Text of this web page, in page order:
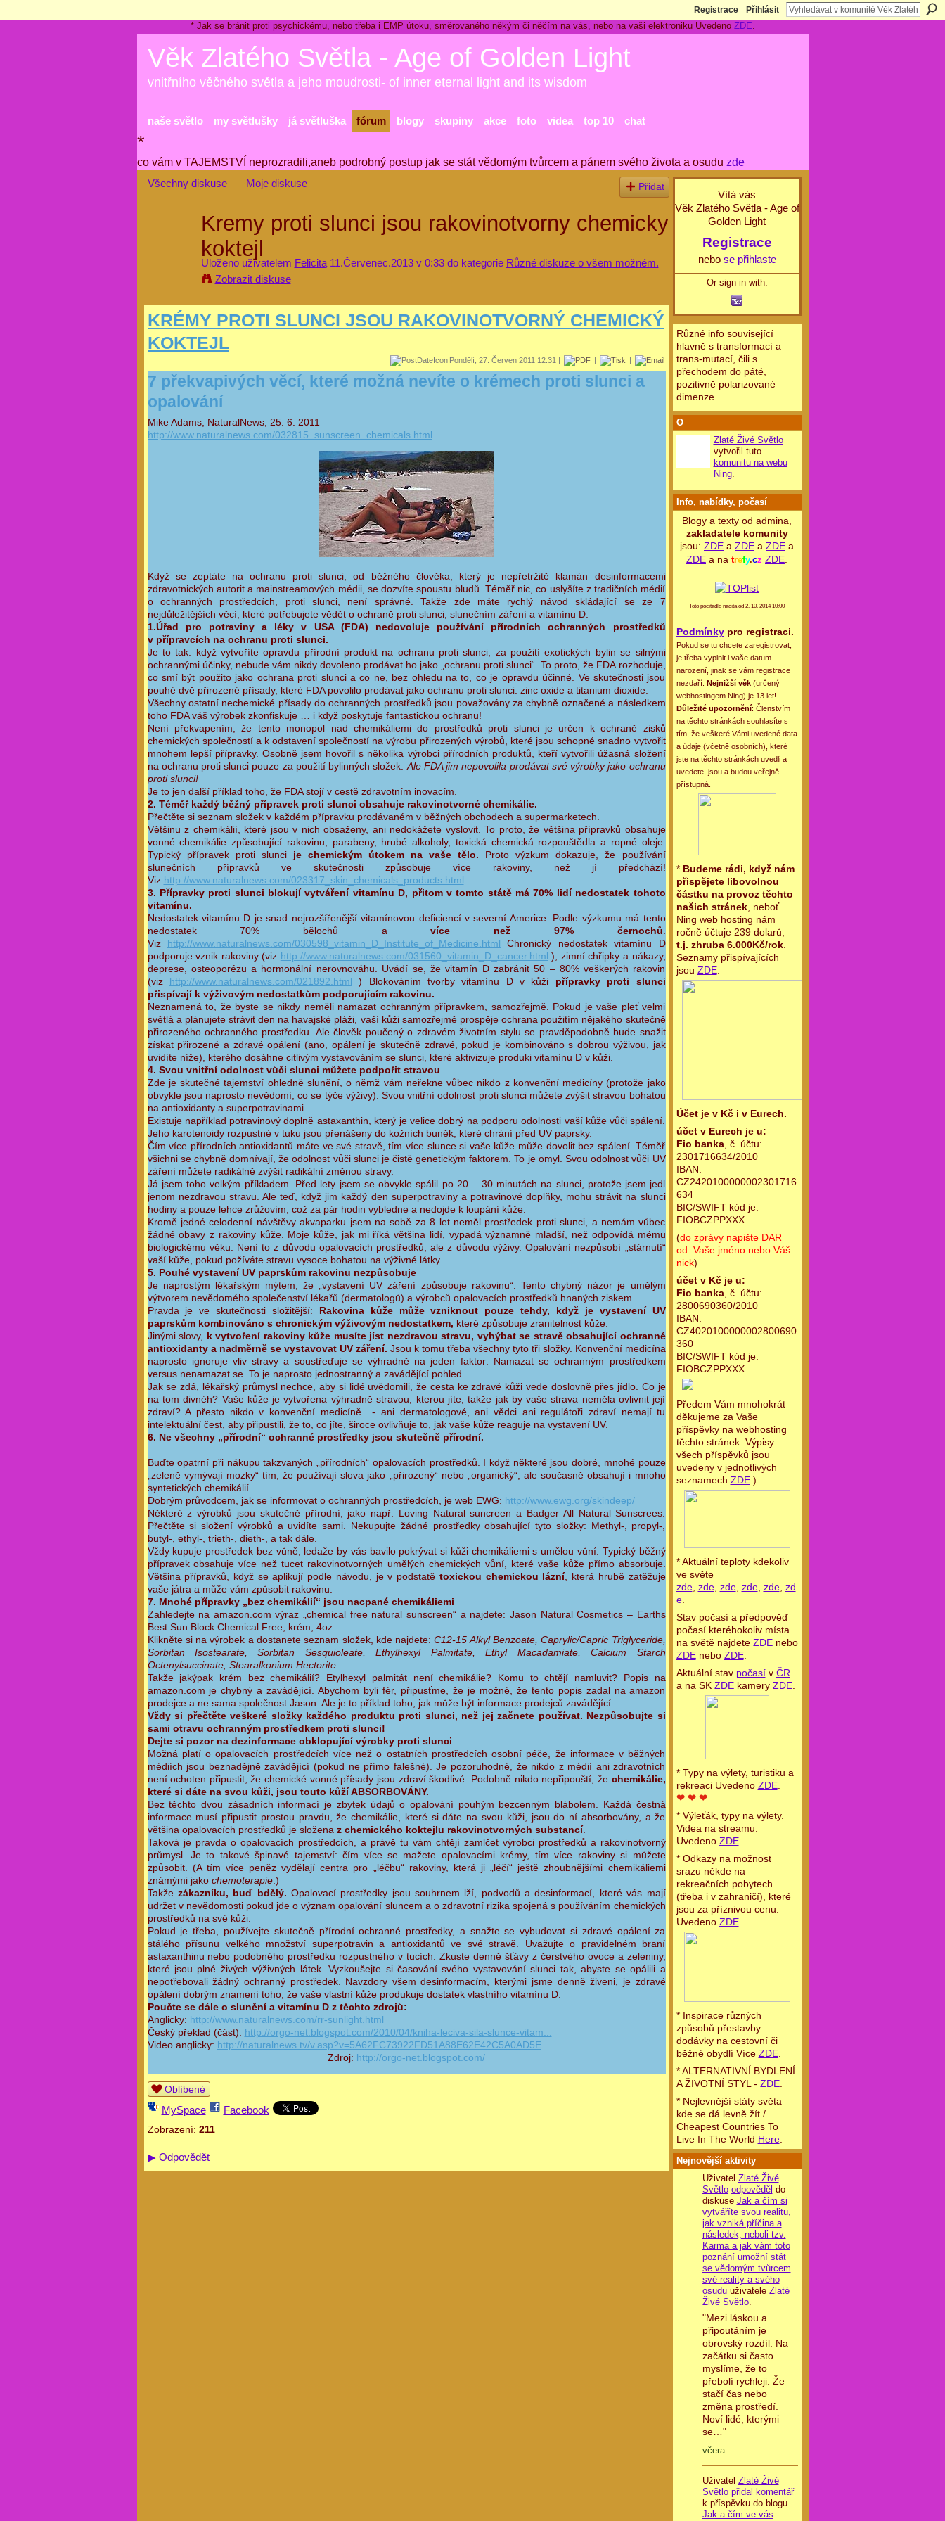
Registrace Přihlásit
* Jak se bránit proti psychickému, nebo třeba i EMP útoku, směrovaného někým či něčím na vás, nebo na vaši elektroniku Uvedeno ZDE.
Věk Zlatého Světla - Age of Golden Light
vnitřního věčného světla a jeho moudrosti- of inner eternal light and its wisdom
naše světlo my světlušky já světluška fórum blogy skupiny akce foto videa top 10 chat
*
co vám v TAJEMSTVÍ neprozradili,aneb podrobný postup jak se stát vědomým tvůrcem a pánem svého života a osudu zde
Všechny diskuse
Moje diskuse Přidat
Kremy proti slunci jsou rakovinotvorny chemicky
koktejl
Uloženo uživatelem Felicita11.Červenec.2013 v 0:33 do kategorie Různé diskuze o všem možném.
Zobrazit diskuse
KRÉMY PROTI SLUNCI JSOU RAKOVINOTVORNÝ CHEMICKÝ
KOKTEJL
Pondělí, 27. Červen 2011 12:31 |
7 překvapivých věcí, které možná nevíte o krémech proti slunci a
opalování
Mike Adams, NaturalNews, 25. 6. 2011
http://www.naturalnews.com/032815_sunscreen_chemicals.html
Když se zeptáte na ochranu proti slunci, od běžného člověka, který je nepřetržitě klamán desinformacemi
zdravotnických autorit a mainstreamových médii, se dozvíte spoustu bludů. Téměř nic, co uslyšíte z tradičních médií
o ochranných prostředcích, proti slunci, není správné. Takže zde máte rychlý návod skládající se ze 7
nejdůležitějších věcí, které potřebujete vědět o ochraně proti slunci, slunečním záření a vitamínu D.
1.Úřad pro potraviny a léky v USA (FDA) nedovoluje používání přírodních ochranných prostředků
v přípravcích na ochranu proti slunci.
Je to tak: když vytvoříte opravdu přírodní produkt na ochranu proti slunci, za použití exotických bylin se silnými
ochrannými účinky, nebude vám nikdy dovoleno prodávat ho jako „ochranu proti slunci“. To proto, že FDA rozhoduje,
co smí být použito jako ochrana proti slunci a co ne, bez ohledu na to, co je opravdu účinné. Ve skutečnosti jsou
pouhé dvě přirozené přísady, které FDA povolilo prodávat jako ochranu proti slunci: zinc oxide a titanium dioxide.
Všechny ostatní nechemické přísady do ochranných prostředků jsou považovány za chybně označené a následkem
toho FDA váš výrobek zkonfiskuje … i když poskytuje fantastickou ochranu!
Není překvapením, že tento monopol nad chemikáliemi do prostředků proti slunci je určen k ochraně zisků
chemických společností a k odstavení společností na výrobu přirozených výrobů, které jsou schopné snadno vytvořit
mnohem lepší přípravky. Osobně jsem hovořil s několika výrobci přírodních produktů, kteří vytvořili úžasná složení
na ochranu proti slunci pouze za použití bylinných složek.Ale FDA jim nepovolila prodávat své výrobky jako ochranu
proti slunci!
Je to jen další příklad toho, že FDA stojí v cestě zdravotním inovacím.
2. Téměř každý běžný přípravek proti slunci obsahuje rakovinotvorné chemikálie.
Přečtěte si seznam složek v každém přípravku prodávaném v běžných obchodech a supermarketech.
Většinu z chemikálií, které jsou v nich obsaženy, ani nedokážete vyslovit. To proto, že většina přípravků obsahuje
vonné chemikálie způsobující rakovinu, parabeny, hrubé alkoholy, toxická chemická rozpouštědla a ropné oleje.
Typický přípravek proti slunci je chemickým útokem na vaše tělo. Proto výzkum dokazuje, že používání
slunečních přípravků ve skutečnosti způsobuje více rakoviny, než jí předchází!
Viz http://www.naturalnews.com/023317_skin_chemicals_products.html
3. Přípravky proti slunci blokují vytváření vitamínu D, přitom v tomto státě má 70% lidí nedostatek tohoto
vitamínu.
Nedostatek vitamínu D je snad nejrozšířenější vitamínovou deficiencí v severní Americe. Podle výzkumu má tento
nedostatek 70% bělochů avíce než 97% černochů.
Viz http://www.naturalnews.com/030598_vitamin_D_Institute_of_Medicine.html Chronický nedostatek vitamínu D
podporuje vznik rakoviny (viz http://www.naturalnews.com/031560_vitamin_D_cancer.html ), zimní chřipky a nákazy,
deprese, osteoporézu a hormonální nerovnováhu. Uvádí se, že vitamín D zabránit 50 – 80% veškerých rakovin
(viz http://www.naturalnews.com/021892.html ) Blokováním tvorby vitamínu D v kůži přípravky proti slunci
přispívají k výživovým nedostatkům podporujícím rakovinu.
Neznamená to, že byste se nikdy neměli namazat ochranným přípravkem, samozřejmě. Pokud je vaše pleť velmi
světlá a plánujete strávit den na havajské pláži, vaší kůži samozřejmě prospěje ochrana použitím nějakého skutečně
přirozeného ochranného prostředku. Ale člověk poučený o zdravém životním stylu se pravděpodobně bude snažit
získat přirozené a zdravé opálení (ano, opálení je skutečně zdravé, pokud je kombinováno s dobrou výživou, jak
uvidíte níže), kterého dosáhne citlivým vystavováním se slunci, které aktivizuje produki vitamínu D v kůži.
4. Svou vnitřní odolnost vůči slunci můžete podpořit stravou
Zde je skutečné tajemství ohledně slunění, o němž vám neřekne vůbec nikdo z konvenční medicíny (protože jako
obvykle jsou naprosto nevědomí, co se týče výživy). Svou vnitřní odolnost proti slunci můžete zvýšit stravou bohatou
na antioxidanty a superpotravinami.
Existuje například potravinový doplně astaxanthin, který je velice dobrý na podporu odolnosti vaší kůže vůči spálení.
Jeho karotenoidy rozpustné v tuku jsou přenášeny do kožních buněk, které chrání před UV paprsky.
Čím více přírodních antioxidantů máte ve své stravě, tím více slunce si vaše kůže může dovolit bez spálení. Téměř
všichni se chybně domnívají, že odolnost vůči slunci je čistě genetickým faktorem. To je omyl. Svou odolnost vůči UV
záření můžete radikálně zvýšit radikální změnou stravy.
Já jsem toho velkým příkladem. Před lety jsem se obvykle spálil po 20 – 30 minutách na slunci, protože jsem jedl
jenom nezdravou stravu. Ale teď, když jim každý den superpotraviny a potravinové doplňky, mohu strávit na slunci
hodiny a pouze lehce zrůžovím, což za pár hodin vybledne a nedojde k loupání kůže.
Kromě jedné celodenní návštěvy akvaparku jsem na sobě za 8 let neměl prostředek proti slunci, a nemám vůbec
žádné obavy z rakoviny kůže. Moje kůže, jak mi říká většina lidí, vypadá významně mladší, než odpovídá mému
biologickému věku. Není to z důvodu opalovacích prostředků, ale z důvodu výživy. Opalování nezpůsobí „stárnutí“
vaší kůže, pokud požíváte stravu vysoce bohatou na výživné látky.
5. Pouhé vystavení UV paprskům rakovinu nezpůsobuje
Je naprostým lékařským mýtem, že „vystavení UV záření způsobuje rakovinu“. Tento chybný názor je umělým
výtvorem nevědomého společenství lékařů (dermatologů) a výrobců opalovacích prostředků hnaných ziskem.
Pravda je ve skutečnosti složitější: Rakovina kůže může vzniknout pouze tehdy, když je vystavení UV
paprskům kombinováno s chronickým výživovým nedostatkem, které způsobuje zranitelnost kůže.
Jinými slovy, k vytvoření rakoviny kůže musíte jíst nezdravou stravu, vyhýbat se stravě obsahující ochranné
antioxidanty a nadměrně se vystavovat UV záření. Jsou k tomu třeba všechny tyto tři složky. Konvenční medicína
naprosto ignoruje vliv stravy a soustřeďuje se výhradně na jeden faktor: Namazat se ochranným prostředkem
versus nenamazat se. To je naprosto jednostranný a zavádějící pohled.
Jak se zdá, lékařský průmysl nechce, aby si lidé uvědomili, že cesta ke zdravé kůži vede doslovně přes jídlo. Co je
na tom divnéh? Vaše kůže je vytvořena výhradně stravou, kterou jíte, takže jak by vaše strava neměla ovlivnit její
zdraví? A přesto nikdo v konvenční medicíně - ani dermatologové, ani vědci ani regulátoři zdraví nemají tu
intelektuální čest, aby připustili, že to, co jíte, široce ovlivňuje to, jak vaše kůže reaguje na vystavení UV.
6. Ne všechny „přírodní“ ochranné prostředky jsou skutečně přírodní.
Buďte opatrní při nákupu takzvaných „přírodních“ opalovacích prostředků. I když některé jsou dobré, mnohé pouze
„zeleně vymývají mozky“ tím, že používají slova jako „přirozený“ nebo „organický“, ale současně obsahují i mnoho
syntetických chemikálií.
Dobrým průvodcem, jak se informovat o ochranných prostředcích, je web EWG: http://www.ewg.org/skindeep/
Některé z výrobků jsou skutečně přírodní, jako např. Loving Natural suncreen a Badger All Natural Sunscrees.
Přečtěte si složení výrobků a uvidíte sami. Nekupujte žádné prostředky obsahující tyto složky: Methyl-, propyl-,
butyl-, ethyl-, trieth-, dieth-, a tak dále.
Vždy kupuje prostředek bez vůně, ledaže by vás bavilo pokrývat si kůži chemikáliemi s umělou vůní. Typický běžný
přípravek obsahuje více než tucet rakovinotvorných umělých chemických vůní, které vaše kůže přímo absorbuje.
Většina přípravků, když se aplikují podle návodu, je v podstatě toxickou chemickou lázní, která hrubě zatěžuje
vaše játra a může vám způsobit rakovinu.
7. Mnohé přípravky „bez chemikálií“ jsou nacpané chemikáliemi
Zahledejte na amazon.com výraz „chemical free natural sunscreen“ a najdete: Jason Natural Cosmetics – Earths
Best Sun Block Chemical Free, krém, 4oz
Klikněte si na výrobek a dostanete seznam složek, kde najdete:C12-15 Alkyl Benzoate, Caprylic/Capric Triglyceride,
Sorbitan Isostearate, Sorbitan Sesquioleate, Ethylhexyl Palmitate, Ethyl Macadamiate, Calcium Starch
Octenylsuccinate, Stearalkonium Hectorite
Takže jakýpak krém bez chemikálií? Etylhexyl palmitát není chemikálie? Komu to chtějí namluvit? Popis na
amazon.com je chybný a zavádějící. Abychom byli fér, připusťme, že je možné, že tento popis zadal na amazon
prodejce a ne sama společnost Jason. Ale je to příklad toho, jak může být informace prodejců zavádějící.
Vždy si přečtěte veškeré složky každého produktu proti slunci, než jej začnete používat. Nezpůsobujte si
sami otravu ochranným prostředkem proti slunci!
Dejte si pozor na dezinformace obklopující výrobky proti slunci
Možná platí o opalovacích prostředcích více než o ostatních prostředcích osobní péče, že informace v běžných
médiích jsou beznadějně zavádějící (pokud ne přímo falešné). Je pozoruhodné, že nikdo z médií ani zdravotních
není ochoten připustit, že chemické vonné přísady jsou zdraví škodlivé. Podobně nikdo nepřipouští, že chemikálie,
které si dáte na svou kůži, jsou touto kůží ABSORBOVÁNY.
Bez těchto dvou zásadních informací je zbytek údajů o opalování pouhým bezcenným blábolem. Každá čestná
informace musí připustit prostou pravdu, že chemikálie, které si dáte na svou kůži, jsou do ní absorbovány, a že
většina opalovacích prostředků je složena z chemického koktejlu rakovinotvorných substancí.
Taková je pravda o opalovacích prostředcích, a právě tu vám chtějí zamlčet výrobci prostředků a rakovinotvorný
průmysl. Je to takové špinavé tajemství: čím více se mažete opalovacími krémy, tím více rakoviny si můžete
způsobit. (A tím více peněz vydělají centra pro „léčbu“ rakoviny, která ji „léčí“ ještě zhoubnějšími chemikáliemi
známými jako chemoterapie.)
Takže zákazníku, buď bdělý. Opalovací prostředky jsou souhrnem lží, podvodů a desinformací, které vás mají
udržet v nevědomosti pokud jde o význam opalování sluncem a o zdravotní rizika spojená s používáním chemických
prostředků na své kůži.
Pokud je třeba, používejte skutečně přírodní ochranné prostředky, a snažte se vybudovat si zdravé opálení za
stálého přísunu velkého množství superpotravin a antioxidantů ve své stravě. Uvažujte o pravidelném braní
astaxanthinu nebo podobného prostředku rozpustného v tucích. Zkuste denně šťávy z čerstvého ovoce a zeleniny,
které jsou plné živých výživných látek. Vyzkoušejte si časování svého vystavování slunci tak, abyste se opálili a
nepotřebovali žádný ochranný prostředek. Navzdory všem desinformacím, kterými jsme denně živeni, je zdravé
opálení dobrým znamení toho, že vaše vlastní kůže produkuje dostatek vlastního vitamínu D.
Poučte se dále o slunění a vitamínu D z těchto zdrojů:
Anglicky: http://www.naturalnews.com/rr-sunlight.html
Český překlad (část): http://orgo-net.blogspot.com/2010/04/kniha-leciva-sila-slunce-vitam...
Video anglicky: http://naturalnews.tv/v.asp?v=5A62FC73922FD51A88E62E42C5A0AD5E
Zdroj: http://orgo-net.blogspot.com/
Oblíbené
MySpace Facebook
Zobrazení: 211
▶Odpovědět
Vítá vás
Věk Zlatého Světla - Age of
Golden Light
Registrace
nebo se přihlaste
Or sign in with:
Různé info související
hlavně s transformací a
trans-mutací, čili s
přechodem do páté,
pozitivně polarizované
dimenze.
O
Zlaté Živé Světlo
vytvořil tuto
komunitu na webu
Ning.
Info, nabídky, počasí
Blogy a texty od admina,
zakladatele komunity
jsou: ZDE a ZDE a ZDE a
ZDE a na trefy.cz ZDE
Toto počítadlo načítá od 2. 10. 2014 10:00
Podmínkypro registraci.
Pokud se tu chcete zaregistrovat,
je třeba vyplnit i vaše datum
narození, jinak se vám registrace
nezdaří. Nejnižší věk(určený
webhostingem Ning) je 13 let!
Důležité upozornění: Členstvím
na těchto stránkách souhlasíte s
tím, že veškeré Vámi uvedené data
a údaje (včetně osobních), které
jste na těchto stránkách uvedli a
uvedete, jsou a budou veřejně
přístupná.
* Budeme rádi, když nám
přispějete libovolnou
částku na provoz těchto
našich stránek, neboť
Ning web hosting nám
ročně účtuje 239 dolarů,
t.j. zhruba 6.000Kč/rok.
Seznamy přispívajících
jsou ZDE.
Účet je v Kč i v Eurech.
účet v Eurech je u:
Fio banka, č. účtu:
2301716634/2010
IBAN:
CZ2420100000002301716
634
BIC/SWIFT kód je:
FIOBCZPPXXX
(do zprávy napište DAR
od: Vaše jméno nebo Váš
nick)
účet v Kč je u:
Fio banka, č. účtu:
2800690360/2010
IBAN:
CZ4020100000002800690
360
BIC/SWIFT kód je:
FIOBCZPPXXX
Předem Vám mnohokrát
děkujeme za Vaše
příspěvky na webhosting
těchto stránek. Výpisy
všech příspěvků jsou
uvedeny v jednotlivých
seznamech ZDE.)
* Aktuální teploty kdekoliv
ve světe
zde, zde, zde, zde, zde, zd
e.
Stav počasí a předpověď
počasí kteréhokoliv místa
na světě najdete ZDEnebo
ZDEnebo ZDE.
Aktuální stav počasív ČR
a na SK ZDEkamery ZDE.
* Typy na výlety, turistiku a
rekreaci Uvedeno ZDE.
❤ ❤ ❤
* Výleťák, typy na výlety.
Videa na streamu.
Uvedeno ZDE.
* Odkazy na možnost
srazu někde na
rekreačních pobytech
(třeba i v zahraničí), které
jsou za příznivou cenu.
Uvedeno ZDE.
* Inspirace různých
způsobů přestavby
dodávky na cestovní či
běžné obydlí Více ZDE.
* ALTERNATIVNÍ BYDLENÍ
A ŽIVOTNÍ STYL - ZDE.
* Nejlevnější státy světa
kde se dá levně žít /
Cheapest Countries To
Live In The World Here.
Nejnovější aktivity
Uživatel Zlaté Živé
Světlo odpověděl do
diskuse Jak a čím si
vytváříte svou realitu,
jak vzniká příčina a
následek, neboli tzv.
Karma a jak vám toto
poznání umožní stát
se vědomým tvůrcem
své reality a svého
osuduuživatele Zlaté
Živé Světlo.
"Mezi láskou a
připoutáním je
obrovský rozdíl. Na
začátku si často
myslíme, že to
přebolí rychleji. Že
stačí čas nebo
změna prostředí.
Noví lidé, kterými
se…"
včera
Uživatel Zlaté Živé
Světlo přidal komentář
k příspěvku do blogu
Jak a čím ve vás